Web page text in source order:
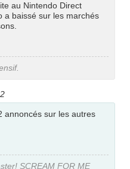
au Nintendo Direct
a baissé sur les marchés
annoncés sur les autres
SCREAM FOR ME